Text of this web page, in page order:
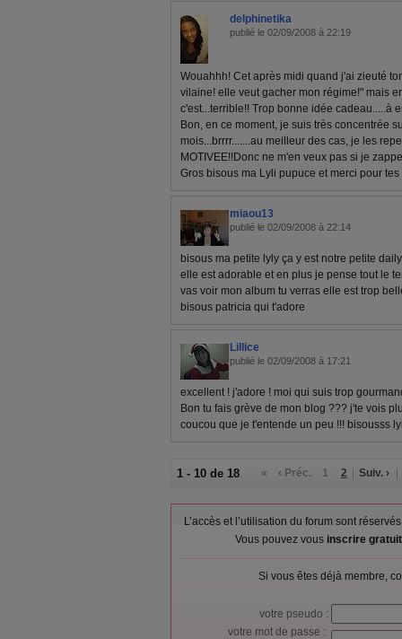
delphinetika
publié le 02/09/2008 à 22:19
Wouahhh! Cet après midi quand j'ai zieuté
vilaine! elle veut gacher mon régime!" mais
c'est...terrible!! Trop bonne idée cadeau.....à
Bon, en ce moment, je suis très concentrée
mois...brrrr.......au meilleur des cas, je les
MOTIVEE!!Donc ne m'en veux pas si je
Gros bisous ma Lyli pupuce et merci pour
miaou13
publié le 02/09/2008 à 22:14
bisous ma petite lyly ça y est notre petite
elle est adorable et en plus je pense tout le
vas voir mon album tu verras elle est trop
bisous patricia qui t'adore
Lillice
publié le 02/09/2008 à 17:21
excellent ! j'adore ! moi qui suis trop
Bon tu fais grève de mon blog ??? j'te vois
coucou que je t'entende un peu !!! bisousss
1 - 10 de 18 « ‹ Préc. 1 2 Suiv. ›
L’accès et l’utilisation du forum sont
Vous pouvez vous inscrire
Si vous êtes déjà membre,
votre pseudo :
votre mot de passe :